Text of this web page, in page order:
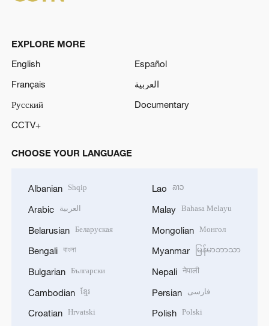
EXPLORE MORE
English
Español
Français
العربية
Русский
Documentary
CCTV+
CHOOSE YOUR LANGUAGE
Albanian Shqip
Arabic العربية
Belarusian Беларуская
Bengali বাংলা
Bulgarian Български
Cambodian ខ្មែរ
Croatian Hrvatski
Lao ລາວ
Malay Bahasa Melayu
Mongolian Монгол
Myanmar မြန်မာဘာသာ
Nepali नेपाली
Persian فارسی
Polish Polski